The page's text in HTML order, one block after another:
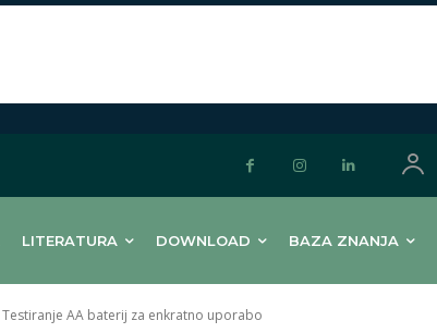
LITERATURA DOWNLOAD BAZA ZNANJA
Testiranje AA baterij za enkratno uporabo